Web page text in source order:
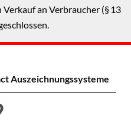
an Verbraucher (§ 13
Auszeichnungssysteme